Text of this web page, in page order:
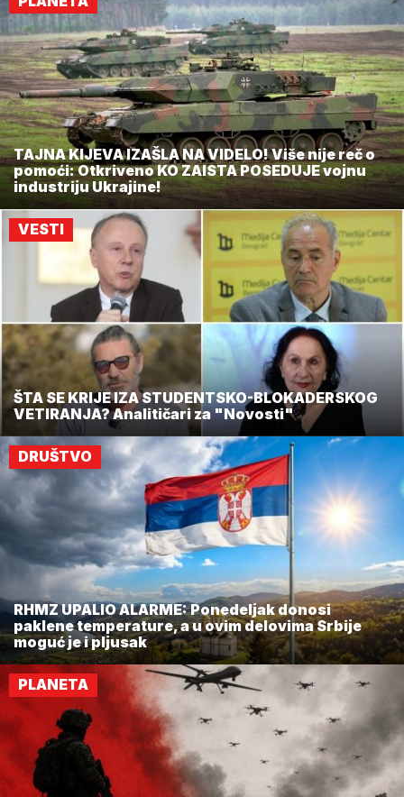
TAJNA KIJEVA IZAŠLA NA VIDELO! Više nije reč o
pomoći: Otkriveno KO ZAISTA POSEDUJE vojnu
industriju Ukrajine!
VESTI
ŠTA SE KRIJE IZA STUDENTSKO-BLOKADERSKOG
VETIRANJA? Analitičari za "Novosti"
DRUŠTVO
RHMZ UPALIO ALARME: Ponedeljak donosi
paklene temperature, a u ovim delovima Srbije
moguć je i pljusak
PLANETA